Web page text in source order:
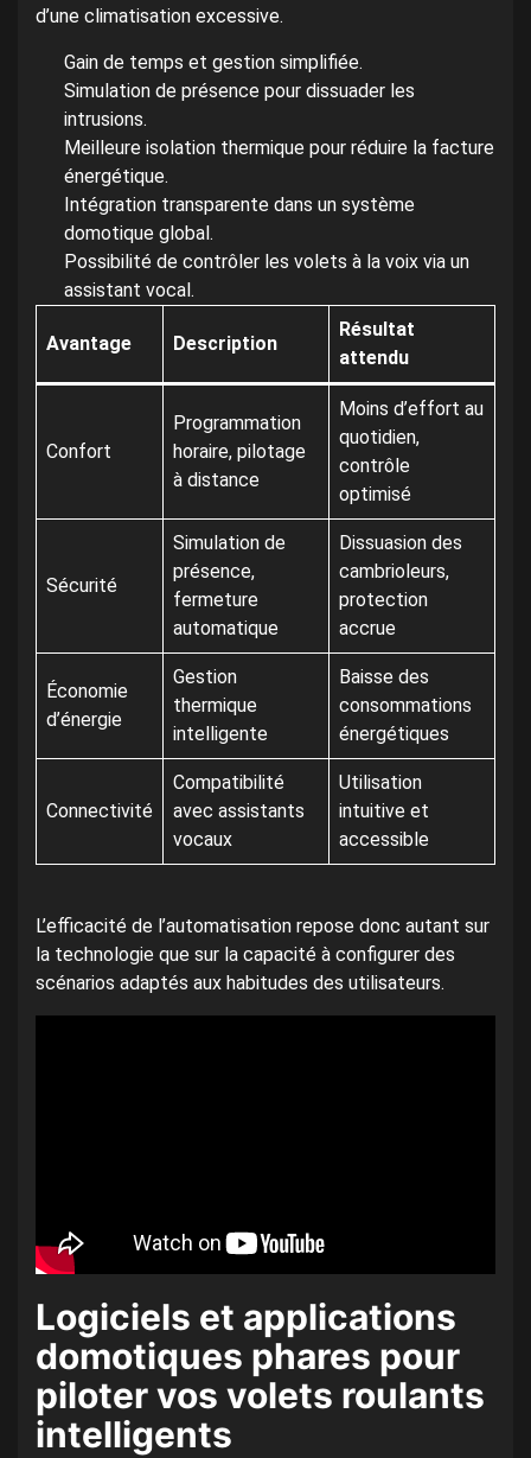
d’une climatisation excessive.
Gain de temps et gestion simplifiée.
Simulation de présence pour dissuader les
intrusions.
Meilleure isolation thermique pour réduire la facture
énergétique.
Intégration transparente dans un système
domotique global.
Possibilité de contrôler les volets à la voix via un
assistant vocal.
Avantage Description
Résultat
attendu
Confort
Programmation
horaire, pilotage
à distance
Moins d’effort au
quotidien,
contrôle
optimisé
Sécurité
Simulation de
présence,
fermeture
automatique
Dissuasion des
cambrioleurs,
protection
accrue
Économie
d’énergie
Gestion
thermique
intelligente
Baisse des
consommations
énergétiques
Connectivité
Compatibilité
avec assistants
vocaux
Utilisation
intuitive et
accessible
L’efficacité de l’automatisation repose donc autant sur
la technologie que sur la capacité à configurer des
scénarios adaptés aux habitudes des utilisateurs.
Logiciels et applications
domotiques phares pour
piloter vos volets roulants
intelligents